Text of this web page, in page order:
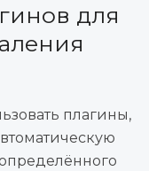
для
плагины,